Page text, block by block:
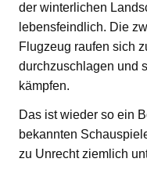
der winterlichen
lebensfeindlich. Die
Flugzeug raufen sich
durchzuschlagen und
kämpfen.
Das ist wieder so ein
bekannten
zu Unrecht ziemlich